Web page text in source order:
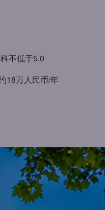
不低于5.0
18万人民币/年